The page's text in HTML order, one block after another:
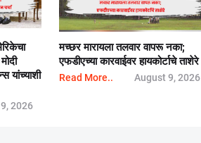
यांच्याशी
2026
मच्छर मारायला तलवार वापरू नका;
एफडीएच्या कारवाईवर हायकोर्टाचे ताशेरे
Read More.. August 9, 2026